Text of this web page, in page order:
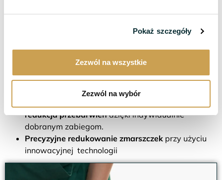
Pokaż szczegóły
Zezwól na wszystkie
Zezwól na wybór
konieczności chirurgicznej interwencji.
Szybkie rezultaty– Widoczne efekty już po kilku
zabiegach dzięki inteligentnemu dopasowaniu
redukcja przebarwieńdzięki indywidualnie
dobranym zabiegom.
Precyzyjne redukowanie zmarszczek przy użyciu
innowacyjnej technologii